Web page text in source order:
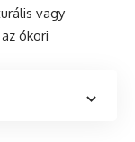
vagy
ókori